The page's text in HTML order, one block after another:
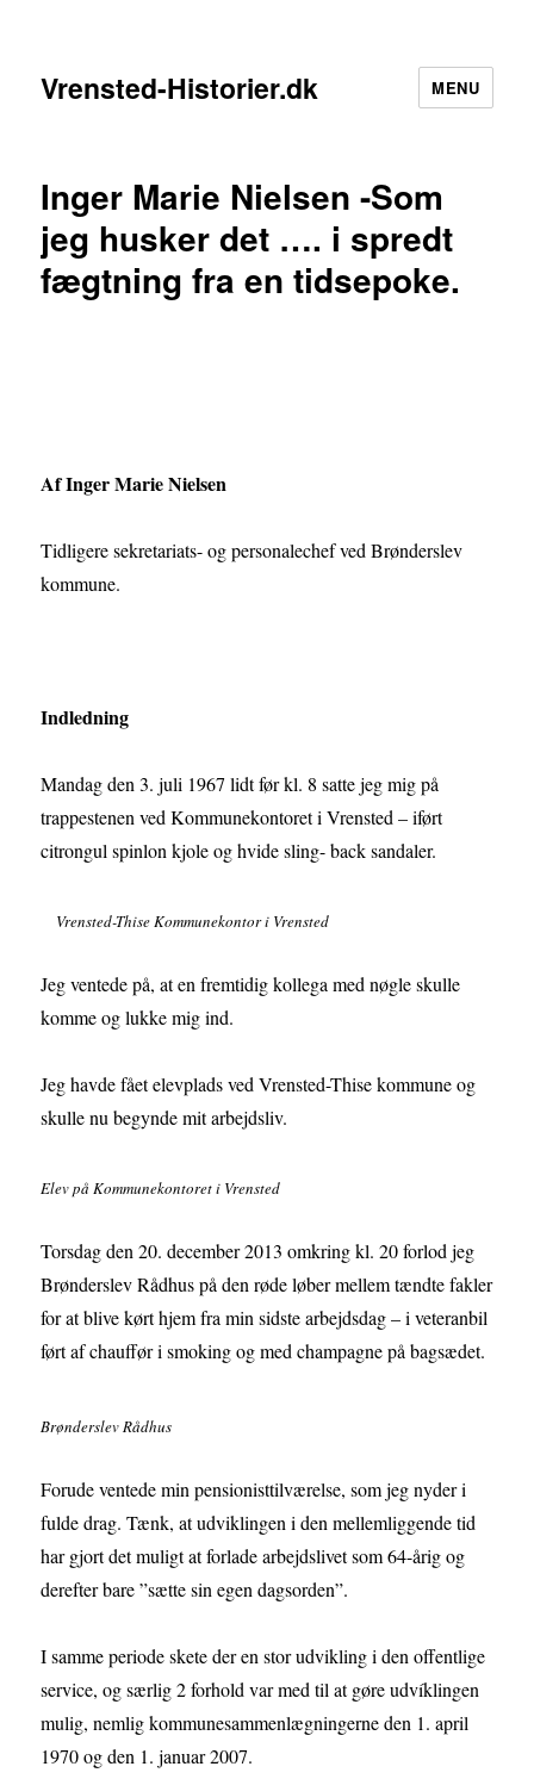
Vrensted-Historier.dk MENU
Inger Marie Nielsen -Som
jeg husker det …. i spredt
fægtning fra en tidsepoke.
Af Inger Marie Nielsen
Tidligere sekretariats- og personalechef ved Brønderslev
kommune.
Indledning
Mandag den 3. juli 1967 lidt før kl. 8 satte jeg mig på
trappestenen ved Kommunekontoret i Vrensted – iført
citrongul spinlon kjole og hvide sling- back sandaler.
Vrensted-Thise Kommunekontor i Vrensted
Jeg ventede på, at en fremtidig kollega med nøgle skulle
komme og lukke mig ind.
Jeg havde fået elevplads ved Vrensted-Thise kommune og
skulle nu begynde mit arbejdsliv.
Elev på Kommunekontoret i Vrensted
Torsdag den 20. december 2013 omkring kl. 20 forlod jeg
Brønderslev Rådhus på den røde løber mellem tændte fakler
for at blive kørt hjem fra min sidste arbejdsdag – i veteranbil
ført af chauffør i smoking og med champagne på bagsædet.
Brønderslev Rådhus
Forude ventede min pensionisttilværelse, som jeg nyder i
fulde drag. Tænk, at udviklingen i den mellemliggende tid
har gjort det muligt at forlade arbejdslivet som 64-årig og
derefter bare ”sætte sin egen dagsorden”.
I samme periode skete der en stor udvikling i den offentlige
service, og særlig 2 forhold var med til at gøre udvíklingen
mulig, nemlig kommunesammenlægningerne den 1. april
1970 og den 1. januar 2007.